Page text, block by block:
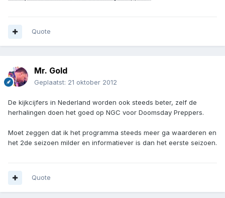
Quote
Mr. Gold
Geplaatst: 21 oktober 2012
De kijkcijfers in Nederland worden ook steeds beter, zelf de
herhalingen doen het goed op NGC voor Doomsday Preppers.
Moet zeggen dat ik het programma steeds meer ga waarderen en
het 2de seizoen milder en informatiever is dan het eerste seizoen.
Quote